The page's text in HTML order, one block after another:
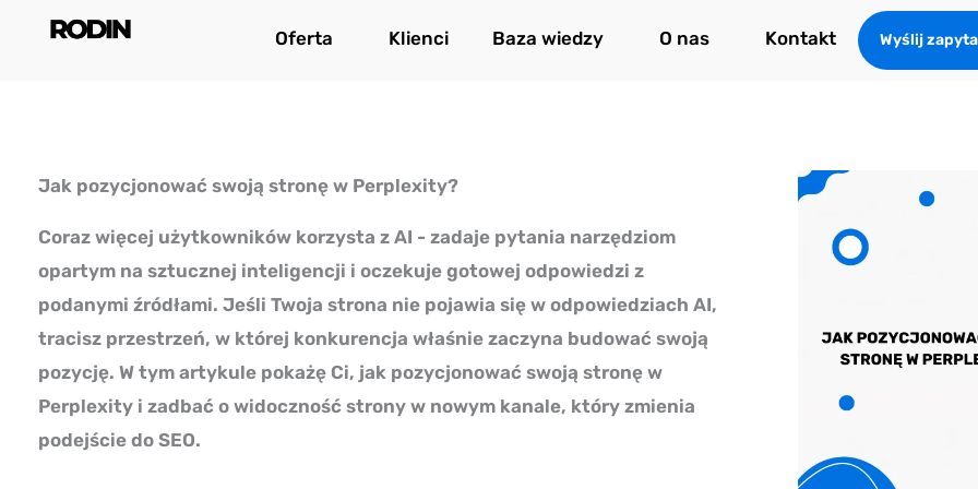
Przejdź
Oferta Klienci Baza wiedzy O nas Kontakt Wyślij
Jak pozycjonować swoją stronę w Perplexity?
Coraz więcej użytkowników korzysta z AI - zadaje pytania narzędziom
opartym na sztucznej inteligencji i oczekuje gotowej odpowiedzi z
podanymi źródłami. Jeśli Twoja strona nie pojawia się w odpowiedziach AI,
tracisz przestrzeń, w której konkurencja właśnie zaczyna budować swoją
pozycję. W tym artykule pokażę Ci, jak pozycjonować swoją stronę w
Perplexity i zadbać o widoczność strony w nowym kanale, który zmienia
podejście do SEO.